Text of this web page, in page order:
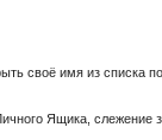
своё имя из списка
Ящика,